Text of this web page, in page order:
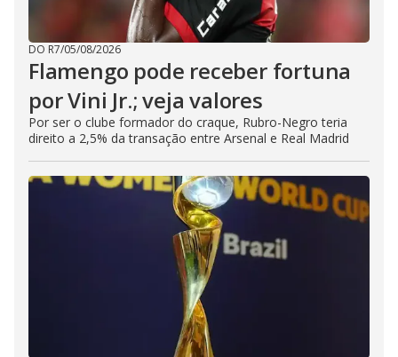
DO R7/05/08/2026
Flamengo pode receber fortuna
por Vini Jr.; veja valores
Por ser o clube formador do craque, Rubro-Negro teria
direito a 2,5% da transação entre Arsenal e Real Madrid